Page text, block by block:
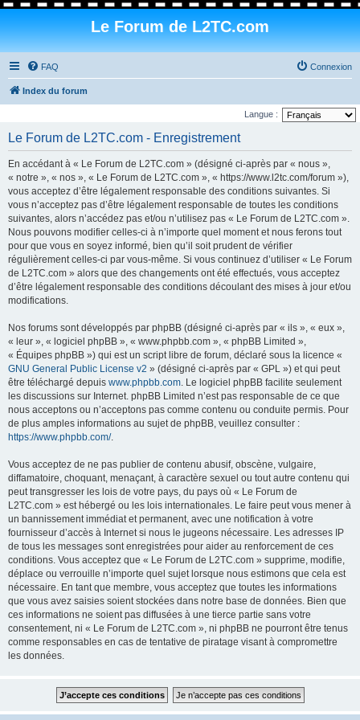
Le Forum de L2TC.com
FAQ Connexion
Index du forum
Langue :
Le Forum de L2TC.com - Enregistrement
En accédant à « Le Forum de L2TC.com » (désigné ci-après par « nous »,
« notre », « nos », « Le Forum de L2TC.com », « https://www.l2tc.com/forum »),
vous acceptez d’être légalement responsable des conditions suivantes. Si
vous n’acceptez pas d’être légalement responsable de toutes les conditions
suivantes, alors n’accédez pas et/ou n’utilisez pas « Le Forum de L2TC.com ».
Nous pouvons modifier celles-ci à n’importe quel moment et nous ferons tout
pour que vous en soyez informé, bien qu’il soit prudent de vérifier
régulièrement celles-ci par vous-même. Si vous continuez d’utiliser « Le Forum
de L2TC.com » alors que des changements ont été effectués, vous acceptez
d’être légalement responsable des conditions découlant des mises à jour et/ou
modifications.
Nos forums sont développés par phpBB (désigné ci-après par « ils », « eux »,
« leur », « logiciel phpBB », « www.phpbb.com », « phpBB Limited »,
« Équipes phpBB ») qui est un script libre de forum, déclaré sous la licence «
GNU General Public License v2 » (désigné ci-après par « GPL ») et qui peut
être téléchargé depuis www.phpbb.com. Le logiciel phpBB facilite seulement
les discussions sur Internet. phpBB Limited n’est pas responsable de ce que
nous acceptons ou n’acceptons pas comme contenu ou conduite permis. Pour
de plus amples informations au sujet de phpBB, veuillez consulter :
https://www.phpbb.com/.
Vous acceptez de ne pas publier de contenu abusif, obscène, vulgaire,
diffamatoire, choquant, menaçant, à caractère sexuel ou tout autre contenu qui
peut transgresser les lois de votre pays, du pays où « Le Forum de
L2TC.com » est hébergé ou les lois internationales. Le faire peut vous mener à
un bannissement immédiat et permanent, avec une notification à votre
fournisseur d’accès à Internet si nous le jugeons nécessaire. Les adresses IP
de tous les messages sont enregistrées pour aider au renforcement de ces
conditions. Vous acceptez que « Le Forum de L2TC.com » supprime, modifie,
déplace ou verrouille n’importe quel sujet lorsque nous estimons que cela est
nécessaire. En tant que membre, vous acceptez que toutes les informations
que vous avez saisies soient stockées dans notre base de données. Bien que
ces informations ne soient pas diffusées à une tierce partie sans votre
consentement, ni « Le Forum de L2TC.com », ni phpBB ne pourront être tenus
comme responsables en cas de tentative de piratage visant à compromettre
les données.